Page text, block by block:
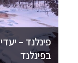
פינלנד –
בפינלנד